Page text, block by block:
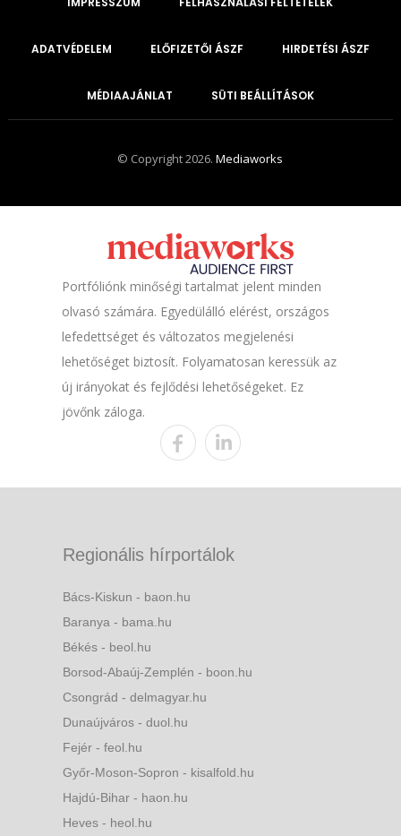
ADATVÉDELEM ELŐFIZETŐI ÁSZF HIRDETÉSI ÁSZF
MÉDIAAJÁNLAT SÜTI BEÁLLÍTÁSOK
© Copyright 2026.Mediaworks
Portfóliónk minőségi tartalmat jelent minden
olvasó számára. Egyedülálló elérést, országos
lefedettséget és változatos megjelenési
lehetőséget biztosít. Folyamatosan keressük az
új irányokat és fejlődési lehetőségeket. Ez
jövőnk záloga.
Regionális hírportálok
Bács-Kiskun - baon.hu
Baranya - bama.hu
Békés - beol.hu
Borsod-Abaúj-Zemplén - boon.hu
Csongrád - delmagyar.hu
Dunaújváros - duol.hu
Fejér - feol.hu
Győr-Moson-Sopron - kisalfold.hu
Hajdú-Bihar - haon.hu
Heves - heol.hu